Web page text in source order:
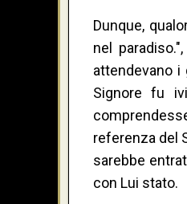
Dunque,
nel
attendevano i
Signore fu
referenza del
sarebbe
con Lui stato.